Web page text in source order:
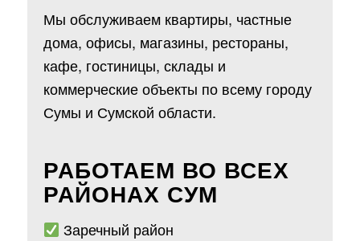
Мы обслуживаем квартиры, частные
дома, офисы, магазины, рестораны,
кафе, гостиницы, склады и
коммерческие объекты по всему городу
Сумы и Сумской области.
РАБОТАЕМ ВО ВСЕХ
РАЙОНАХ СУМ
Заречный район